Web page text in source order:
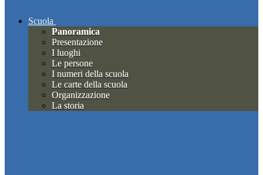
Scuola
Panoramica
Presentazione
I luoghi
Le persone
I numeri della scuola
Le carte della scuola
Organizzazione
La storia